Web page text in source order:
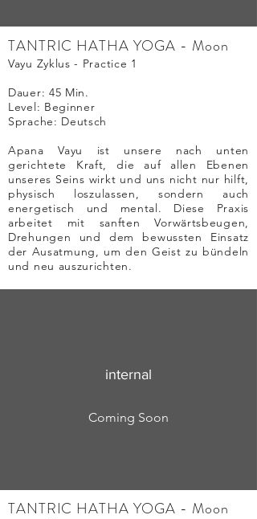
TANTRIC HATHA YOGA - Moon
Vayu Zyklus - Practice 1
Dauer: 45 Min.
Level: Beginner
Sprache: Deutsch
Apana Vayu ist unsere nach unten
gerichtete Kraft, die auf allen Ebenen
unseres Seins wirkt und uns nicht nur hilft,
physisch loszulassen, sondern auch
energetisch und mental. Diese Praxis
arbeitet mit sanften Vorwärtsbeugen,
Drehungen und dem bewussten Einsatz
der Ausatmung, um den Geist zu bündeln
und neu auszurichten.
internal
Coming Soon
TANTRIC HATHA YOGA - Moon